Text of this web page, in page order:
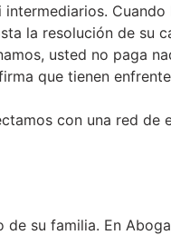
la resolución de su
usted no paga
que tienen
con una red de
su familia. En